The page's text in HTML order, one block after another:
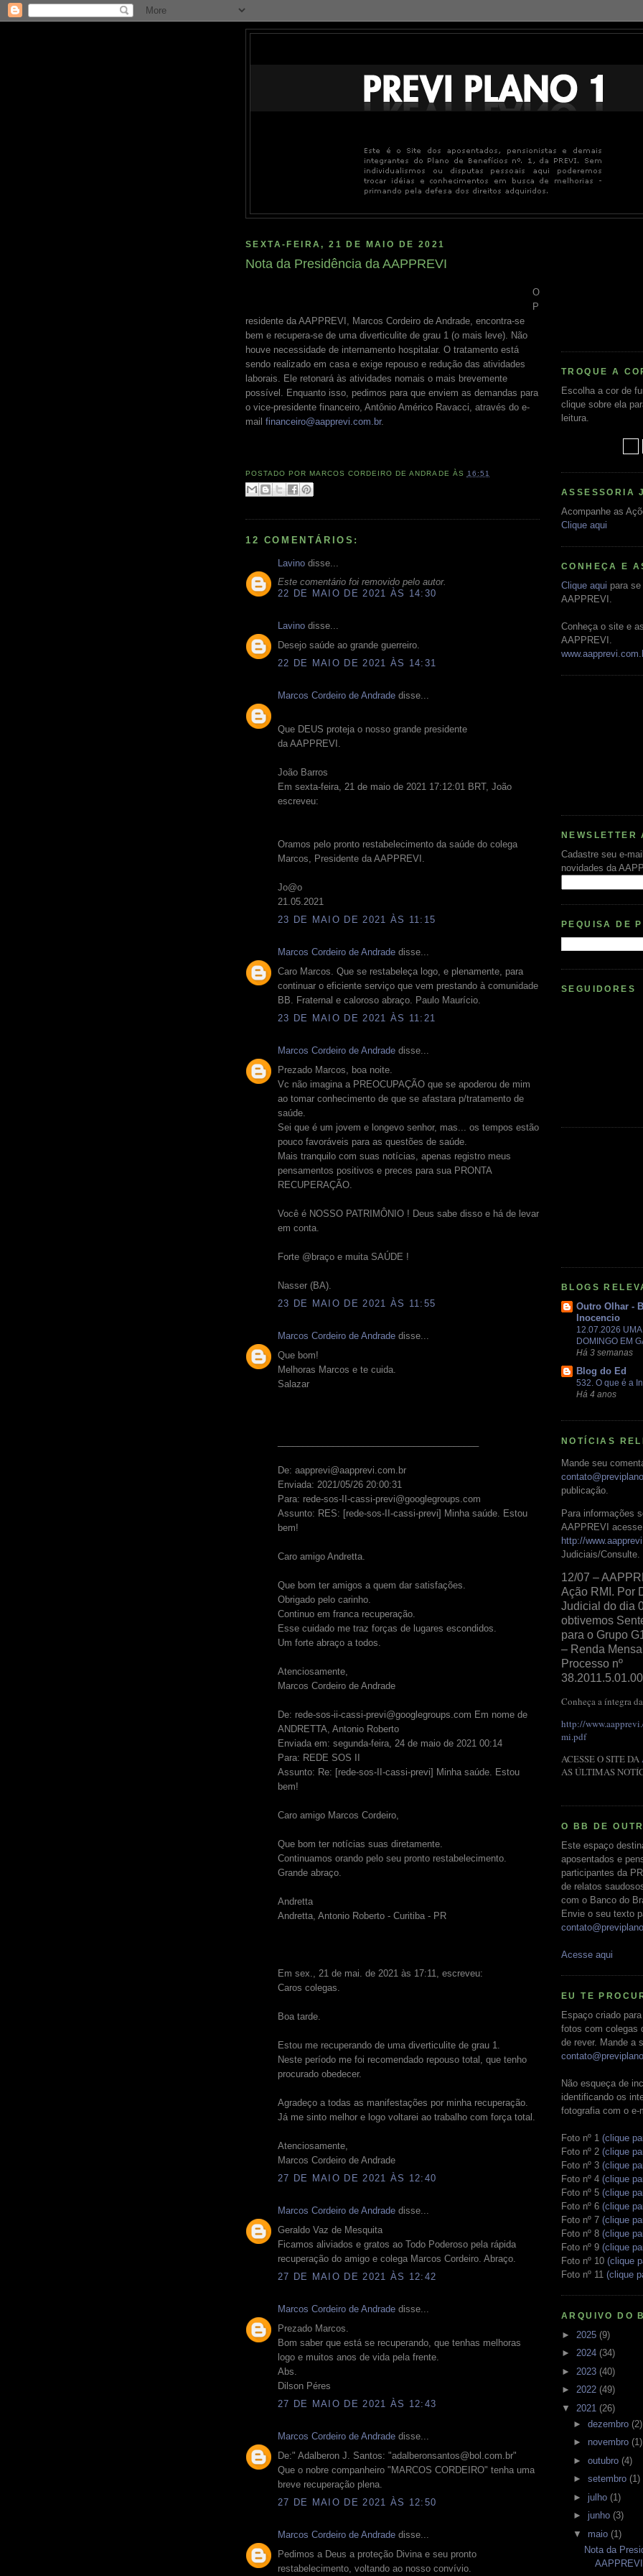
SEXTA-FEIRA, 21 DE MAIO DE 2021
Nota da Presidência da AAPPREVI
O
P
residente da AAPPREVI, Marcos Cordeiro de Andrade, encontra-se
bem e recupera-se de uma diverticulite de grau 1 (o mais leve). Não
houve necessidade de internamento hospitalar. O tratamento está
sendo realizado em casa e exige repouso e redução das atividades
laborais. Ele retonará às atividades nomais o mais brevemente
possível. Enquanto isso, pedimos para que enviem as demandas para
o vice-presidente financeiro, Antônio Américo Ravacci, através do e-
mail financeiro@aapprevi.com.br.
POSTADO PORMARCOS CORDEIRO DE ANDRADE ÀS 16:51
12 COMENTÁRIOS:
Lavino disse...
Este comentário foi removido pelo autor.
22 DE MAIO DE 2021 ÀS 14:30
Lavino disse...
Desejo saúde ao grande guerreiro.
22 DE MAIO DE 2021 ÀS 14:31
Marcos Cordeiro de Andrade disse...
Que DEUS proteja o nosso grande presidente
da AAPPREVI.
João Barros
Em sexta-feira, 21 de maio de 2021 17:12:01 BRT, João
escreveu:
Oramos pelo pronto restabelecimento da saúde do colega
Marcos, Presidente da AAPPREVI.
Jo@o
21.05.2021
23 DE MAIO DE 2021 ÀS 11:15
Marcos Cordeiro de Andrade disse...
Caro Marcos. Que se restabeleça logo, e plenamente, para
continuar o eficiente serviço que vem prestando à comunidade
BB. Fraternal e caloroso abraço. Paulo Maurício.
23 DE MAIO DE 2021 ÀS 11:21
Marcos Cordeiro de Andrade disse...
Prezado Marcos, boa noite.
Vc não imagina a PREOCUPAÇÃO que se apoderou de mim
ao tomar conhecimento de que se afastara p/tratamento de
saúde.
Sei que é um jovem e longevo senhor, mas... os tempos estão
pouco favoráveis para as questões de saúde.
Mais tranquilo com suas notícias, apenas registro meus
pensamentos positivos e preces para sua PRONTA
RECUPERAÇÃO.
Você é NOSSO PATRIMÔNIO ! Deus sabe disso e há de levar
em conta.
Forte @braço e muita SAÚDE !
Nasser (BA).
23 DE MAIO DE 2021 ÀS 11:55
Marcos Cordeiro de Andrade disse...
Que bom!
Melhoras Marcos e te cuida.
Salazar
De: aapprevi@aapprevi.com.br
Enviada: 2021/05/26 20:00:31
Para: rede-sos-II-cassi-previ@googlegroups.com
Assunto: RES: [rede-sos-II-cassi-previ] Minha saúde. Estou
bem!
Caro amigo Andretta.
Que bom ter amigos a quem dar satisfações.
Obrigado pelo carinho.
Continuo em franca recuperação.
Esse cuidado me traz forças de lugares escondidos.
Um forte abraço a todos.
Atenciosamente,
Marcos Cordeiro de Andrade
De: rede-sos-ii-cassi-previ@googlegroups.com Em nome de
ANDRETTA, Antonio Roberto
Enviada em: segunda-feira, 24 de maio de 2021 00:14
Para: REDE SOS II
Assunto: Re: [rede-sos-II-cassi-previ] Minha saúde. Estou
bem!
Caro amigo Marcos Cordeiro,
Que bom ter notícias suas diretamente.
Continuamos orando pelo seu pronto restabelecimento.
Grande abraço.
Andretta
Andretta, Antonio Roberto - Curitiba - PR
Em sex., 21 de mai. de 2021 às 17:11, escreveu:
Caros colegas.
Boa tarde.
Estou me recuperando de uma diverticulite de grau 1.
Neste período me foi recomendado repouso total, que tenho
procurado obedecer.
Agradeço a todas as manifestações por minha recuperação.
Já me sinto melhor e logo voltarei ao trabalho com força total.
Atenciosamente,
Marcos Cordeiro de Andrade
27 DE MAIO DE 2021 ÀS 12:40
Marcos Cordeiro de Andrade disse...
Geraldo Vaz de Mesquita
Ficamos aliviados e gratos ao Todo Poderoso pela rápida
recuperação do amigo e colega Marcos Cordeiro. Abraço.
27 DE MAIO DE 2021 ÀS 12:42
Marcos Cordeiro de Andrade disse...
Prezado Marcos.
Bom saber que está se recuperando, que tenhas melhoras
logo e muitos anos de vida pela frente.
Abs.
Dilson Péres
27 DE MAIO DE 2021 ÀS 12:43
Marcos Cordeiro de Andrade disse...
De:" Adalberon J. Santos: "adalberonsantos@bol.com.br"
Que o nobre companheiro "MARCOS CORDEIRO" tenha uma
breve recuperação plena.
27 DE MAIO DE 2021 ÀS 12:50
Marcos Cordeiro de Andrade disse...
Pedimos a Deus a proteção Divina e seu pronto
restabelecimento, voltando ao nosso convívio.
TROQUE A
Escolha a cor de
clique sobre ela
leitura.
ASSESSORIA
Acompanhe as
Clique aqui
CONHEÇA E
Clique aqui para
AAPPREVI.
Conheça o site e
AAPPREVI.
NEWSLETTER
Cadastre seu e-
novidades da
PEQUISA DE
SEGUIDORES
BLOGS
Outro Olhar -
Inocencio
12.07.2026
DOMINGO EM
Há 3 semanas
Blog do Ed
532. O que é a
Há 4 anos
NOTÍCIAS
Mande seu
publicação.
Para informações
AAPPREVI
http://
Judiciais/Consulte.
12/07 –
Ação RMI. Por
Judicial do dia
obtivemos
para o Grupo
– Renda
Processo nº
Conheça a íntegra
http://
mi.pdf
ACESSE O SITE DA
AS ÚLTIMAS
O BB DE
Este espaço
aposentados e
participantes da
de relatos
com o Banco do
Envie o seu texto
Acesse aqui
EU TE
Espaço criado
fotos com colegas
de rever. Mande a
Não esqueça de
identificando os
fotografia com o e-
Foto nº 1 (clique
Foto nº 2 (clique
Foto nº 3 (clique
Foto nº 4 (clique
Foto nº 5 (clique
Foto nº 6 (clique
Foto nº 7 (clique
Foto nº 8 (clique
Foto nº 9 (clique
Foto nº 10 (clique
Foto nº 11 (clique
ARQUIVO DO
► 2025 (9)
► 2024 (34)
► 2023 (40)
► 2022 (49)
▼ 2021 (26)
► dezembro (2)
► novembro (1)
► outubro (4)
► setembro (1)
► julho (1)
► junho (3)
▼ maio (1)
Nota da
AAPPREVI